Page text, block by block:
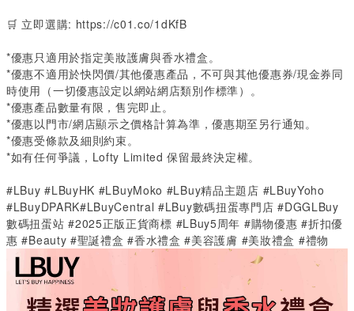
🛒 立即選購: https://c01.co/1dKfB
*優惠只適用於指定美妝護膚與香水禮盒。
*優惠不適用於快閃價/其他優惠產品，不可與其他優惠券/現金券同
時使用（一切優惠設定以網站網店類別作標準）。
*優惠產品數量有限，售完即止。
*優惠以門市/網店顯示之價格計算為準，優惠期至另行通知。
*優惠受條款及細則約束。
*如有任何爭議， Lofty Limited保留最終決定權。
#LBuy #LBuyHK #LBuyMoko #LBuy精品主題店 #LBuyYoho
#LBuyDPARK#LBuyCentral #LBuy數碼扭蛋專門店 #DGGLBuy
數碼扭蛋站 #2025正版正貨商標 #LBuy5周年 #購物優惠 #折扣優
惠 #Beauty #聖誕禮盒 #香水禮盒 #美容護膚 #美妝禮盒 #禮物